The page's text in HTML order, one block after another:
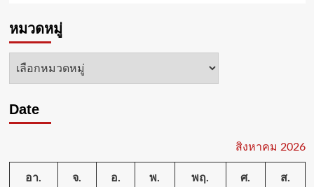
หมวดหมู่
หมวด
Date
สิงหาคม 2026
อา. จ. อ. พ. พฤ. ศ. ส.